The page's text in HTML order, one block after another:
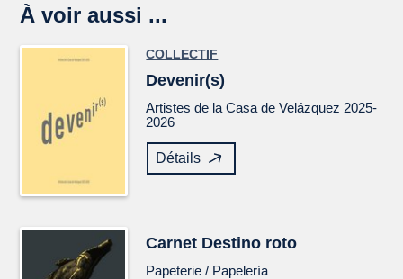
À voir aussi ...
COLLECTIF
Devenir(s)
Artistes de la Casa de Velázquez 2025-
2026
Détails
Carnet Destino roto
Papeterie / Papelería